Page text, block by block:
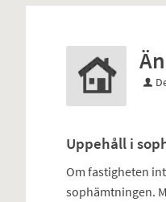
enämnd
Uppehåll i
Om fastigheten
sophämtningen.